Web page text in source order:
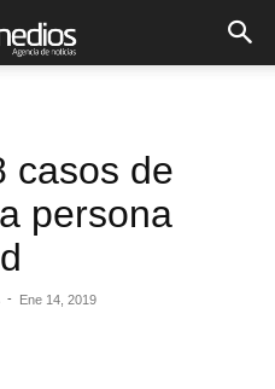
casos de
persona
- Ene 14, 2019